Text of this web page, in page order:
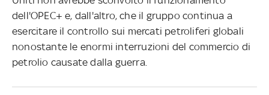
dell'OPEC+ e, dall'altro, che il gruppo continua a
esercitare il controllo sui mercati petroliferi globali
nonostante le enormi interruzioni del commercio di
petrolio causate dalla guerra.